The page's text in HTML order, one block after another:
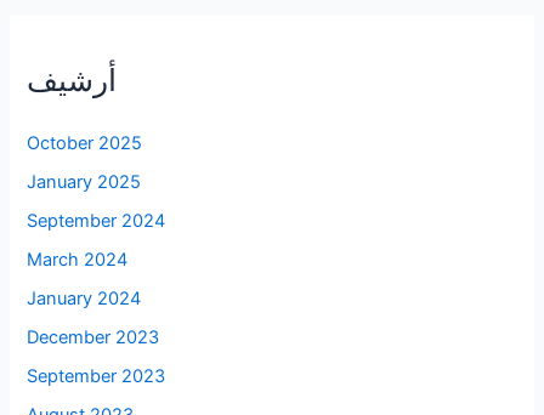
أرشيف
October 2025
January 2025
September 2024
March 2024
January 2024
December 2023
September 2023